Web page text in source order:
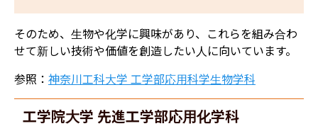
そのため、生物や化学に興味があり、これらを組み合わ
せて新しい技術や価値を創造したい人に向いています。
参照： 神奈川工科大学 工学部応用科学生物学科
工学院大学 先進工学部応用化学科